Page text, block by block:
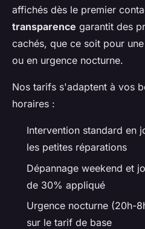
affichés dès le premier
transparence garantit des
cachés, que ce soit pour
ou en urgence nocturne.
Nos tarifs s'adaptent à vos
horaires :
Intervention standard en
les petites réparations
Dépannage weekend et
de 30% appliqué
Urgence nocturne (20h-
sur le tarif de base